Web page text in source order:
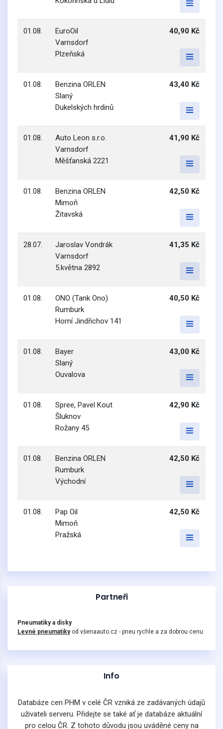
01.08.
EuroOil
Varnsdorf
Plzeňská
40,90 Kč
01.08.
Benzina ORLEN
Slaný
Dukelských hrdinů
43,40 Kč
01.08.
Auto Leon s.r.o.
Varnsdorf
Měšťanská 2221
41,90 Kč
01.08.
Benzina ORLEN
Mimoň
Žitavská
42,50 Kč
28.07.
Jaroslav Vondrák
Varnsdorf
5.května 2892
41,35 Kč
01.08.
ONO (Tank Ono)
Rumburk
Horní Jindřichov 141
40,50 Kč
01.08.
Bayer
Slaný
Ouvalova
43,00 Kč
01.08.
Spree, Pavel Kout
Šluknov
Rožany 45
42,90 Kč
01.08.
Benzina ORLEN
Rumburk
Východní
42,50 Kč
01.08.
Pap Oil
Mimoň
Pražská
42,50 Kč
Partneři
Pneumatiky a disky
Levné pneumatikyod všenaauto.cz - pneu rychle a za dobrou cenu
Info
Databáze cen PHM v celé ČR vzniká ze zadávaných údajů
uživateli serveru. Přidejte se také ať je databáze aktuální
pro celou ČR. Z tohoto důvodu jsou uváděné ceny na